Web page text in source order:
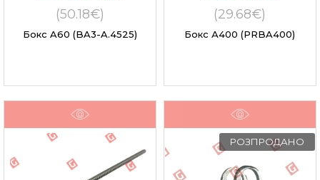
(50.18€)
Бокс A60 (BA3-A.4525)
(29.68€)
Бокс А400 (PRBA400)
РОЗПРОДАНО